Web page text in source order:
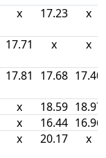
x 17.23 x
17.71 x x
17.81 17.68 17.40
x 18.59 18.97
x 16.44 16.96
x 20.17 x